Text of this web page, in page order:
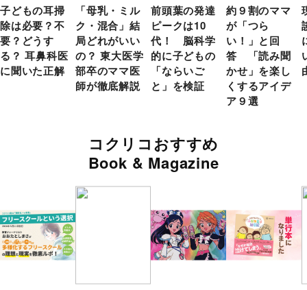
子どもの耳掃
除は必要？不
要？どうす
る？ 耳鼻科医
に聞いた正解
「母乳・ミル
ク・混合」結
局どれがいい
の？ 東大医学
部卒のママ医
師が徹底解説
前頭葉の発達
ピークは10
代！ 脳科学
的に子どもの
「ならいご
と」を検証
約９割のママ
が「つら
い！」と回
答 「読み聞
かせ」を楽し
くするアイデ
ア９選
コクリコおすすめ
Book & Magazine